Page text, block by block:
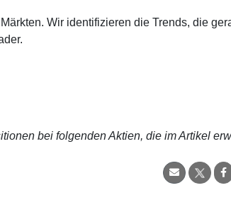
Wir identifizieren die Trends, die
bei folgenden Aktien, die im Artikel